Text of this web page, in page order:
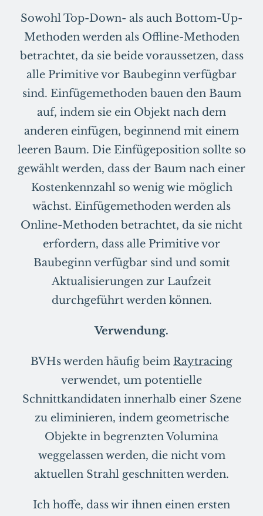
Sowohl Top-Down- als auch Bottom-Up-
Methoden werden als Offline-Methoden
betrachtet, da sie beide voraussetzen, dass
alle Primitive vor Baubeginn verfügbar
sind. Einfügemethoden bauen den Baum
auf, indem sie ein Objekt nach dem
anderen einfügen, beginnend mit einem
leeren Baum. Die Einfügeposition sollte so
gewählt werden, dass der Baum nach einer
Kostenkennzahl so wenig wie möglich
wächst. Einfügemethoden werden als
Online-Methoden betrachtet, da sie nicht
erfordern, dass alle Primitive vor
Baubeginn verfügbar sind und somit
Aktualisierungen zur Laufzeit
durchgeführt werden können.
Verwendung.
BVHs werden häufig beim Raytracing
verwendet, um potentielle
Schnittkandidaten innerhalb einer Szene
zu eliminieren, indem geometrische
Objekte in begrenzten Volumina
weggelassen werden, die nicht vom
aktuellen Strahl geschnitten werden.
Ich hoffe, dass wir ihnen einen ersten